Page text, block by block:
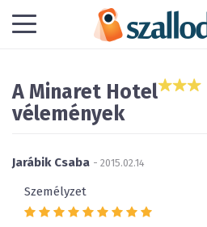
A Minaret Hotel
vélemények
Jarábik Csaba - 2015.02.14
Személyzet